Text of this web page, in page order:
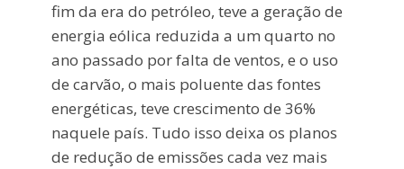
fim da era do petróleo, teve a geração de
energia eólica reduzida a um quarto no
ano passado por falta de ventos, e o uso
de carvão, o mais poluente das fontes
energéticas, teve crescimento de 36%
naquele país. Tudo isso deixa os planos
de redução de emissões cada vez mais